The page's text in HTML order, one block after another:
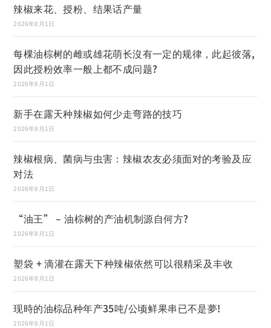
辣椒来花、授粉、结果话产量
2026年8月1日
每棵油棕树的雌或雄花萌长沒有一定的规律，此起彼落,
因此授粉效率一般上都不成问题?
2026年8月1日
新手在露天种辣椒如何少走弯路的技巧
2026年8月1日
辣椒根病、菌病与虫害：辣椒农友必须面对的考验及应
对法
2026年8月1日
“油王” – 油棕树的产油机制源自何方?
2026年8月1日
塑袋 + 滴灌在露天下种辣椒依然可以很精采及丰收
2026年8月1日
现時的油棕品种年产35吨/公顷鲜果串已不是夢!
2026年8月1日